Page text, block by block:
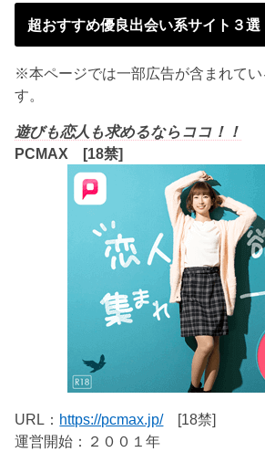
超おすすめ優良出会い系サイト３選
※本ページでは一部広告が含まれてい
す。
遊びも恋人も求めるならココ！！
PCMAX [18禁]
URL： https://pcmax.jp/[18禁]
運営開始：２００１年